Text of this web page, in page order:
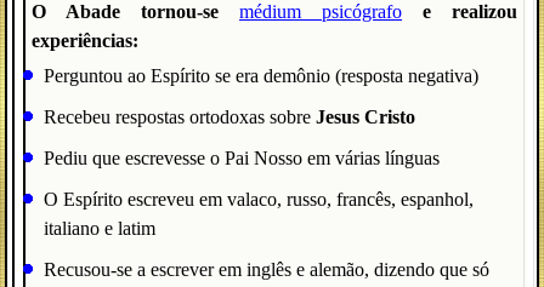
O Abade tornou-se médium psicógrafo e realizou
experiências:
Perguntou ao Espírito se era demônio (resposta negativa)
Recebeu respostas ortodoxas sobre Jesus Cristo
Pediu que escrevesse o Pai Nosso em várias línguas
O Espírito escreveu em valaco, russo, francês, espanhol,
italiano e latim
Recusou-se a escrever em inglês e alemão, dizendo que só